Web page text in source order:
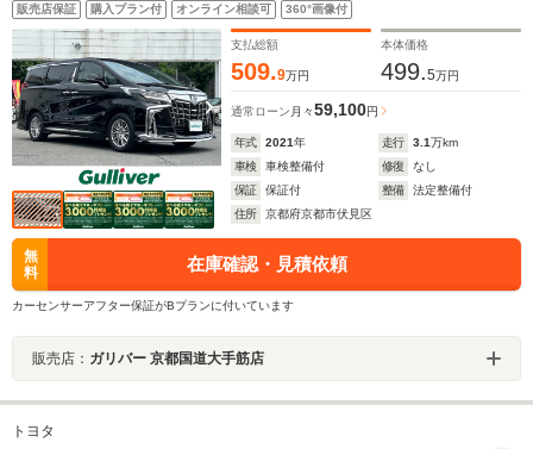
ロール/デジタルインナーミラー/純正ディスプレイオーデ
ィオ/BSM/ビルトインETC/
販売店保証 購入プラン付 オンライン相談可 360°画像付
支払総額
509.9万円
本体価格
499.5万円
通常ローン 月々59,100円
年式 2021年 走行 3.1万km
車検
車検整備付 修復
なし
保証
保証付 整備
法定整備付
住所
京都府京都市伏見区
無
料
在庫確認・見積依頼
カーセンサーアフター保証がBプランに付いています
販売店： ガリバー 京都国道大手筋店
トヨタ